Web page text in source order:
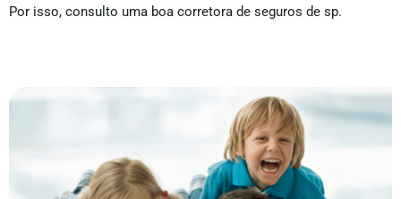
Por isso, consulto uma boa corretora de seguros de sp.